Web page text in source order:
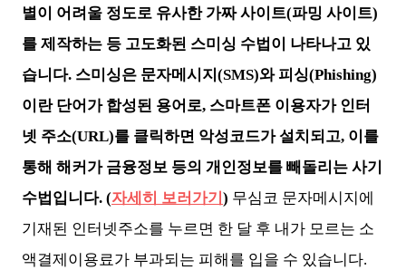
별이 어려울 정도로 유사한 가짜 사이트(파밍 사이트)
를 제작하는 등 고도화된 스미싱 수법이 나타나고 있
습니다. 스미싱은 문자메시지(SMS)와 피싱(Phishing)
이란 단어가 합성된 용어로, 스마트폰 이용자가 인터
넷 주소(URL)를 클릭하면 악성코드가 설치되고, 이를
통해 해커가 금융정보 등의 개인정보를 빼돌리는 사기
수법입니다. (자세히 보러가기 ) 무심코 문자메시지에
기재된 인터넷주소를 누르면 한 달 후 내가 모르는 소
액결제이용료가 부과되는 피해를 입을 수 있습니다.